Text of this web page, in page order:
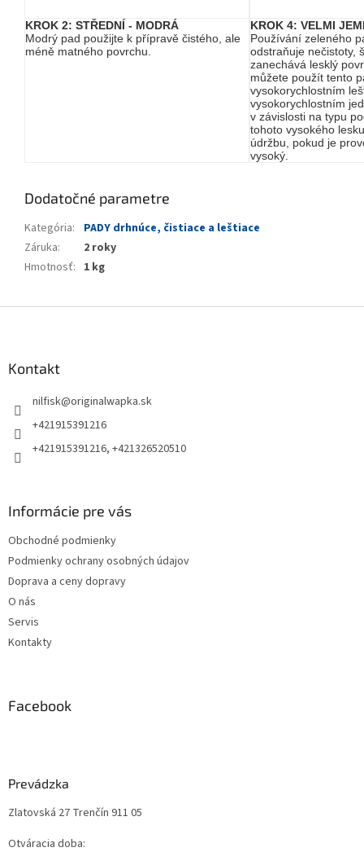
KROK 2: STŘEDNÍ - MODRÁ
Modrý pad použijte k přípravě čistého, ale
méně matného povrchu.
KROK 4: VELMI
Používání zeleného
odstraňuje nečistoty,
zanechává lesklý
můžete použít tento
vysokorychlostním
vysokorychlostním
v závislosti na typu
tohoto vysokého
údržbu, pokud je
vysoký.
Dodatočné parametre
Kategória:
PADY drhnúce, čistiace a leštiace
Záruka:
2 roky
Hmotnosť: 1 kg
Kontakt
nilfisk@originalwapka.sk
+421915391216
+421915391216, +421326520510
Informácie pre vás
Obchodné podmienky
Podmienky ochrany osobných údajov
Doprava a ceny dopravy
O nás
Servis
Kontakty
Facebook
Prevádzka
Zlatovská 27 Trenčín 911 05
Otváracia doba: